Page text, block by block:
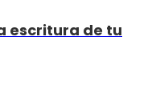
escritura de tu